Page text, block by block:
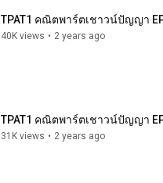
TPAT1 คณิตพาร์ตเชาวน์ปัญญา
40K views • 2 years ago
TPAT1 คณิตพาร์ตเชาวน์ปัญญา
31K views • 2 years ago